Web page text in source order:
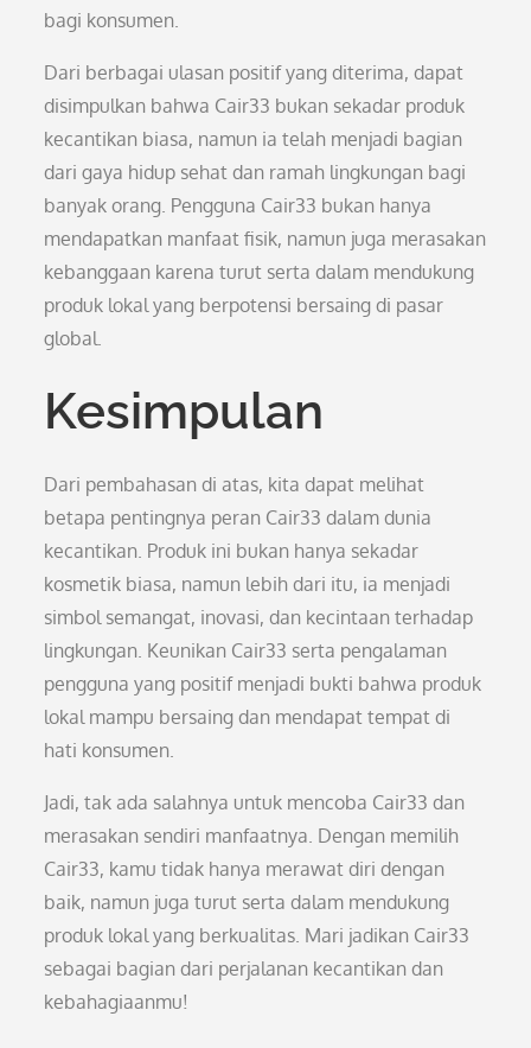
bagi konsumen.
Dari berbagai ulasan positif yang diterima, dapat
disimpulkan bahwa Cair33 bukan sekadar produk
kecantikan biasa, namun ia telah menjadi bagian
dari gaya hidup sehat dan ramah lingkungan bagi
banyak orang. Pengguna Cair33 bukan hanya
mendapatkan manfaat fisik, namun juga merasakan
kebanggaan karena turut serta dalam mendukung
produk lokal yang berpotensi bersaing di pasar
global.
Kesimpulan
Dari pembahasan di atas, kita dapat melihat
betapa pentingnya peran Cair33 dalam dunia
kecantikan. Produk ini bukan hanya sekadar
kosmetik biasa, namun lebih dari itu, ia menjadi
simbol semangat, inovasi, dan kecintaan terhadap
lingkungan. Keunikan Cair33 serta pengalaman
pengguna yang positif menjadi bukti bahwa produk
lokal mampu bersaing dan mendapat tempat di
hati konsumen.
Jadi, tak ada salahnya untuk mencoba Cair33 dan
merasakan sendiri manfaatnya. Dengan memilih
Cair33, kamu tidak hanya merawat diri dengan
baik, namun juga turut serta dalam mendukung
produk lokal yang berkualitas. Mari jadikan Cair33
sebagai bagian dari perjalanan kecantikan dan
kebahagiaanmu!